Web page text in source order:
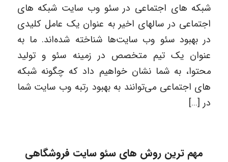
شبکه های اجتماعی در سئو وب سایت شبکه های
اجتماعی در سالهای اخیر به عنوان یک عامل کلیدی
در بهبود سئو وب سایت‌ها شناخته شده‌اند. ما به
عنوان یک تیم متخصص در زمینه سئو و تولید
محتوا، به شما نشان خواهیم داد که چگونه شبکه
های اجتماعی می‌توانند به بهبود رتبه وب سایت شما
در […]
مهم ترین روش های سئو سایت فروشگاهی